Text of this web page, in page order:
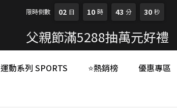
限時倒數 02 日 10 時 43 分 29 秒
父親節滿5288抽萬元好禮
運動系列 SPORTS ⭐熱銷榜 優惠專區